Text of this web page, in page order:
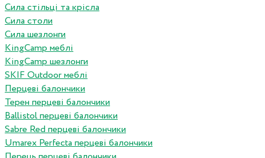
Сила стільці та крісла
Сила столи
Сила шезлонги
KingCamp меблі
KingCamp шезлонги
SKIF Outdoor меблі
Перцеві балончики
Терен перцеві балончики
Ballistol перцеві балончики
Sabre Red перцеві балончики
Umarex Perfecta перцеві балончики